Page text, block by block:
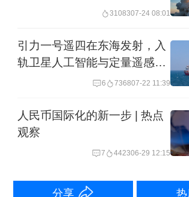
术有限公司研制的一款小
卫星提供发射服务，具有入
准备周期短、发射成本低
约30吨，主要用于发射300
小卫星，可在七天内完成快
近20枚快舟一号甲运载火箭
3108307-24 08:01
引力一号遥四在东海发射，入
轨卫星人工智能与定量遥感相
6 736807-22 11:39
人民币国际化的新一步 | 热点
观察
7 442306-29 12:15
分享 热